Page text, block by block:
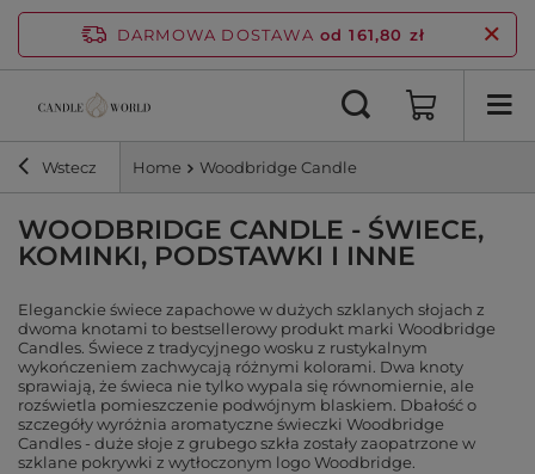
DARMOWA DOSTAWA od 161,80 zł
Wstecz Home Woodbridge Candle
WOODBRIDGE CANDLE - ŚWIECE,
KOMINKI, PODSTAWKI I INNE
Eleganckie świece zapachowe w dużych szklanych słojach z
dwoma knotami to bestsellerowy produkt marki Woodbridge
Candles. Świece z tradycyjnego wosku z rustykalnym
wykończeniem zachwycają różnymi kolorami. Dwa knoty
sprawiają, że świeca nie tylko wypala się równomiernie, ale
rozświetla pomieszczenie podwójnym blaskiem. Dbałość o
szczegóły wyróżnia aromatyczne świeczki Woodbridge
Candles - duże słoje z grubego szkła zostały zaopatrzone w
szklane pokrywki z wytłoczonym logo Woodbridge.